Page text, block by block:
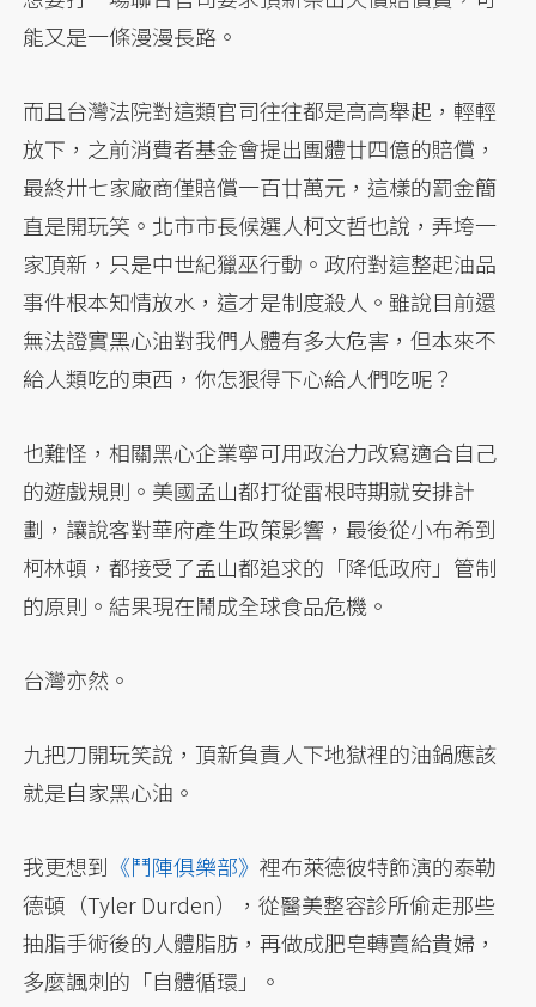
能又是一條漫漫長路。
而且台灣法院對這類官司往往都是高高舉起，輕輕
放下，之前消費者基金會提出團體廿四億的賠償，
最終卅七家廠商僅賠償一百廿萬元，這樣的罰金簡
直是開玩笑。北市市長候選人柯文哲也說，弄垮一
家頂新，只是中世紀獵巫行動。政府對這整起油品
事件根本知情放水，這才是制度殺人。雖說目前還
無法證實黑心油對我們人體有多大危害，但本來不
給人類吃的東西，你怎狠得下心給人們吃呢？
也難怪，相關黑心企業寧可用政治力改寫適合自己
的遊戲規則。美國孟山都打從雷根時期就安排計
劃，讓說客對華府產生政策影響，最後從小布希到
柯林頓，都接受了孟山都追求的「降低政府」管制
的原則。結果現在鬧成全球食品危機。
台灣亦然。
九把刀開玩笑說，頂新負責人下地獄裡的油鍋應該
就是自家黑心油。
我更想到 《鬥陣俱樂部》裡布萊德彼特飾演的泰勒
德頓（Tyler Durden），從醫美整容診所偷走那些
抽脂手術後的人體脂肪，再做成肥皂轉賣給貴婦，
多麼諷刺的「自體循環」。